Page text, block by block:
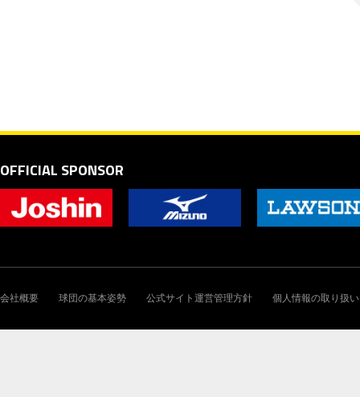
OFFICIAL SPONSOR
会社概要 球団の基本姿勢 公式サイト運営管理方針 個人情報の取り扱い